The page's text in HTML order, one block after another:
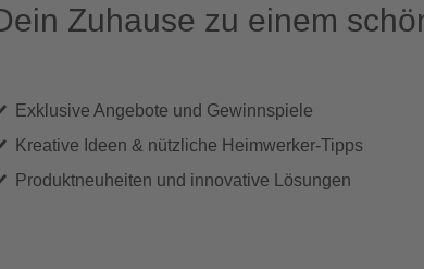
Zuhause zu einem
Exklusive Angebote und Gewinnspiele
Kreative Ideen & nützliche Heimwerker-Tipps
Produktneuheiten und innovative Lösungen